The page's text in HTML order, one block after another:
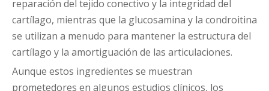
reparación del tejido conectivo y la integridad del
cartílago, mientras que la glucosamina y la condroitina
se utilizan a menudo para mantener la estructura del
cartílago y la amortiguación de las articulaciones.
Aunque estos ingredientes se muestran
prometedores en algunos estudios clínicos, los